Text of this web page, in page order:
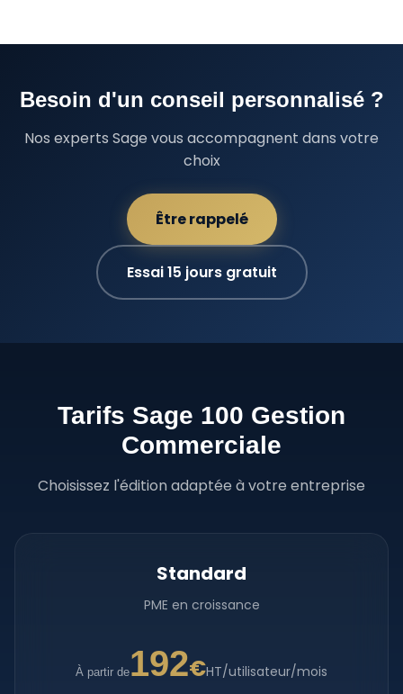
Besoin d'un conseil personnalisé ?
Nos experts Sage vous accompagnent dans votre
choix
Être rappelé
Essai 15 jours gratuit
Tarifs Sage 100 Gestion
Commerciale
Choisissez l'édition adaptée à votre entreprise
Standard
PME en croissance
À partir de192€HT/utilisateur/mois